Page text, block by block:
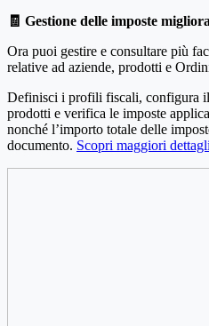
🧾 Gestione delle imposte
Ora puoi gestire e consultare più
relative ad aziende, prodotti e
Definisci i profili fiscali, configura
prodotti e verifica le imposte
nonché l’importo totale delle
documento. Scopri maggiori